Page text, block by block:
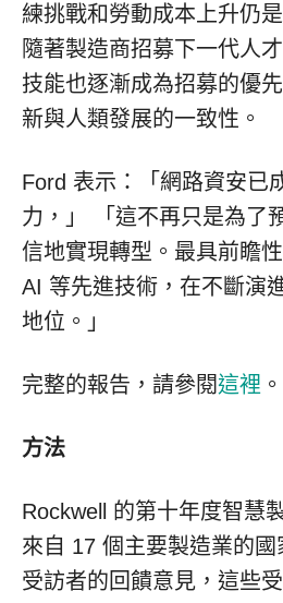
練挑戰和勞動成本上升仍
隨著製造商招募下一代人
技能也逐漸成為招募的優
新與人類發展的一致性。
Ford 表示：「網路資安已
力，」 「這不再只是為了
信地實現轉型。最具前瞻
AI 等先進技術，在不斷演
地位。」
完整的報告，請參閱這裡 。
方法
Rockwell 的第十年度智慧
來自 17 個主要製造業的
受訪者的回饋意見，這些